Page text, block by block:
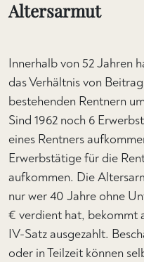
Altersarmut
Innerhalb von 52 Jahren
das Verhältnis von
bestehenden Rentnern
Sind 1962 noch 6
eines Rentners
Erwerbstätige für die
aufkommen. Die
nur wer 40 Jahre ohne
€ verdient hat, bekommt
IV-Satz ausgezahlt.
oder in Teilzeit können